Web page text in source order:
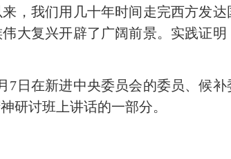
我们用几十年时间走完西方发达
大复兴开辟了广阔前景。实践证
在新进中央委员会的委员、候补
研讨班上讲话的一部分。